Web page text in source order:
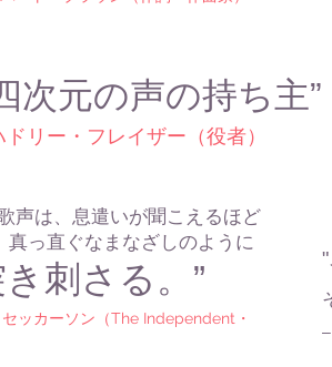
次元の声の持ち主”
ドリー・フレイザー（役者）
声は、息遣いが聞こえるほど
真っ直ぐなまなざしのように
刺さる。”
ッカーソン（The Independent ・